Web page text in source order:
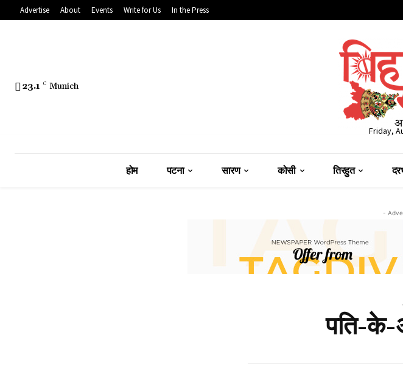
Advertise About Events Write for Us In the Press
23.1 C Munich
Friday,
होम पटना सारण कोसी तिरहुत
-
पति-